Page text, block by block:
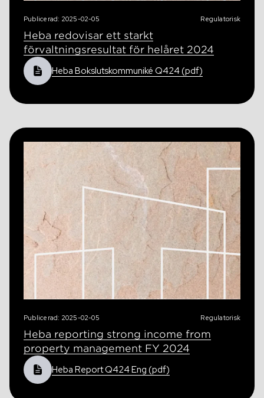
Publicerad: 2025-02-05 Regulatorisk
Heba redovisar ett starkt
förvaltningsresultat för helåret 2024
Heba Bokslutskommuniké Q424 (pdf)
Publicerad: 2025-02-05 Regulatorisk
Heba reporting strong income from
property management FY 2024
Heba Report Q424 Eng (pdf)